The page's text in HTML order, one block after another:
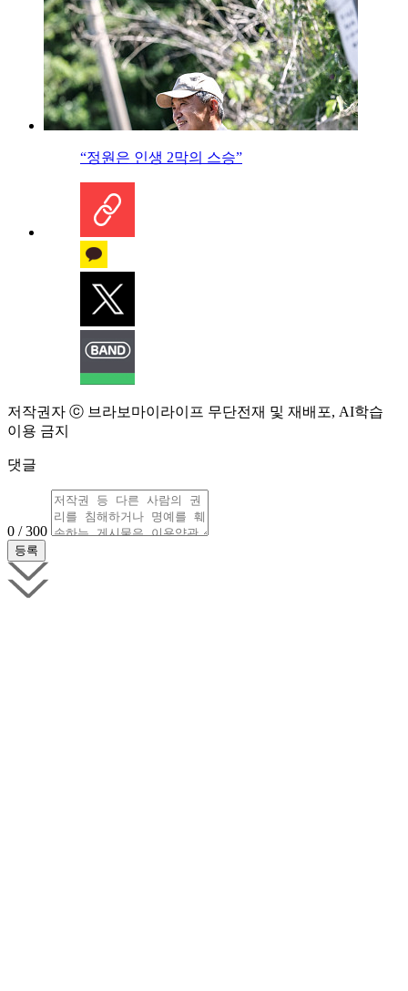
“정원은 인생 2막의 스승”
저작권자 ⓒ 브라보마이라이프 무단전재 및 재배포, AI학습
이용 금지
댓글
0 / 300